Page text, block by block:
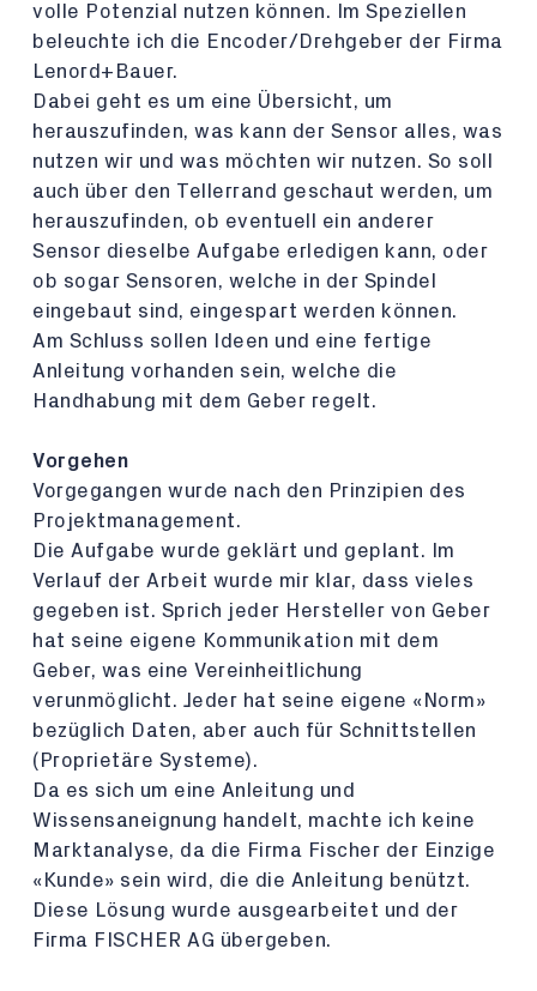
volle Potenzial nutzen können. Im Speziellen
beleuchte ich die Encoder/Drehgeber der Firma
Lenord+Bauer.
Dabei geht es um eine Übersicht, um
herauszufinden, was kann der Sensor alles, was
nutzen wir und was möchten wir nutzen. So soll
auch über den Tellerrand geschaut werden, um
herauszufinden, ob eventuell ein anderer
Sensor dieselbe Aufgabe erledigen kann, oder
ob sogar Sensoren, welche in der Spindel
eingebaut sind, eingespart werden können.
Am Schluss sollen Ideen und eine fertige
Anleitung vorhanden sein, welche die
Handhabung mit dem Geber regelt.
Vorgehen
Vorgegangen wurde nach den Prinzipien des
Projektmanagement.
Die Aufgabe wurde geklärt und geplant. Im
Verlauf der Arbeit wurde mir klar, dass vieles
gegeben ist. Sprich jeder Hersteller von Geber
hat seine eigene Kommunikation mit dem
Geber, was eine Vereinheitlichung
verunmöglicht. Jeder hat seine eigene «Norm»
bezüglich Daten, aber auch für Schnittstellen
(Proprietäre Systeme).
Da es sich um eine Anleitung und
Wissensaneignung handelt, machte ich keine
Marktanalyse, da die Firma Fischer der Einzige
«Kunde» sein wird, die die Anleitung benützt.
Diese Lösung wurde ausgearbeitet und der
Firma FISCHER AG übergeben.